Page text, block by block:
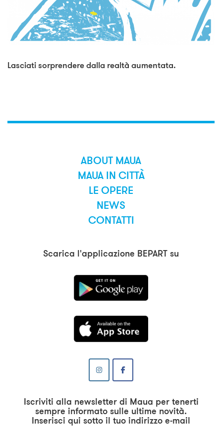
Lasciati sorprendere dalla realtà aumentata.
ABOUT MAUA
MAUA IN CITTÀ
LE OPERE
NEWS
CONTATTI
Scarica l'applicazione BEPART su
Iscriviti alla newsletter di Maua per tenerti
sempre informato sulle ultime novità.
Inserisci qui sotto il tuo indirizzo e-mail